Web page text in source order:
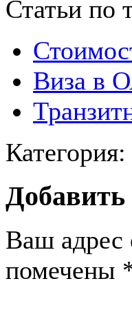
Статьи по
Виза в
Категория:
Ваш адрес
помечены